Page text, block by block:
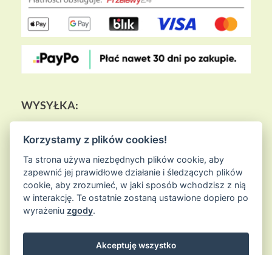
WYSYŁKA:
Korzystamy z plików cookies!
Ta strona używa niezbędnych plików cookie, aby
zapewnić jej prawidłowe działanie i śledzących plików
cookie, aby zrozumieć, w jaki sposób wchodzisz z nią
w interakcję. Te ostatnie zostaną ustawione dopiero po
wyrażeniu zgody.
Akceptuję wszystko